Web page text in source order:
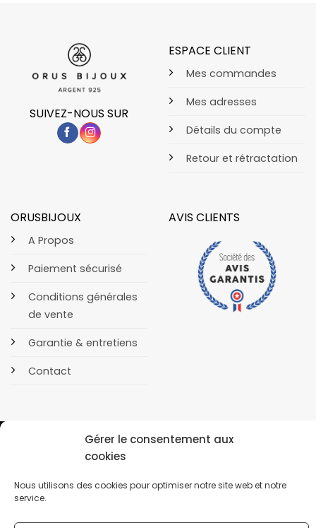
Gérer le consentement aux
cookies
Nous utilisons des cookies pour optimiser notre site web et notre
service.
SUIVEZ-NOUS SUR
ESPACE CLIENT
Mes commandes
Mes adresses
Détails du compte
Retour et rétractation
ORUSBIJOUX
A Propos
Paiement sécurisé
Conditions générales
de vente
Garantie & entretiens
Contact
AVIS CLIENTS